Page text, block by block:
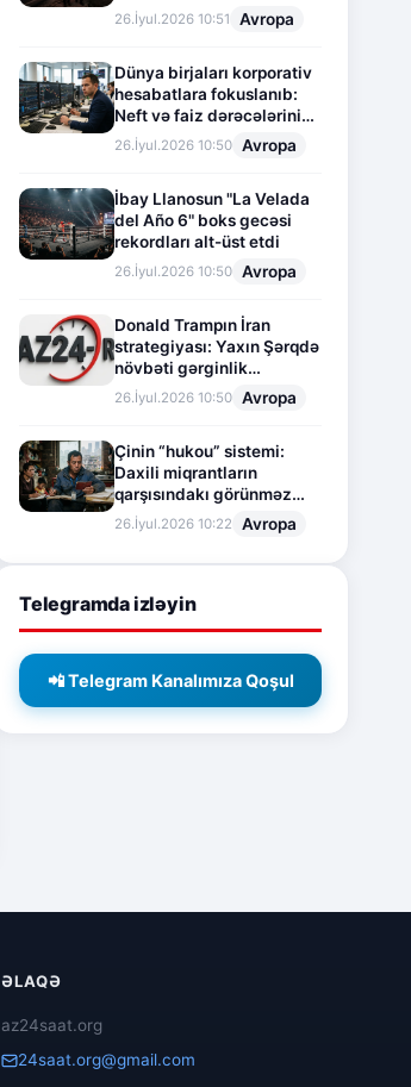
26.İyul.2026 10:51 Avropa
Dünya birjaları korporativ
hesabatlara fokuslanıb:
Neft və faiz dərəcələrinin
təsiri altında cari vəziyyət
26.İyul.2026 10:50 Avropa
İbay Llanosun "La Velada
del Año 6" boks gecəsi
rekordları alt-üst etdi
26.İyul.2026 10:50 Avropa
Donald Trampın İran
strategiyası: Yaxın Şərqdə
növbəti gərginlik
mərhələsi
26.İyul.2026 10:50 Avropa
Çinin “hukou” sistemi:
Daxili miqrantların
qarşısındakı görünməz
sədd
26.İyul.2026 10:22 Avropa
Telegramda izləyin
📲 Telegram Kanalımıza Qoşul
ƏLAQƏ
az24saat.org
24saat.org@gmail.com